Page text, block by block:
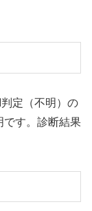
定（不明）の
です。診断結果